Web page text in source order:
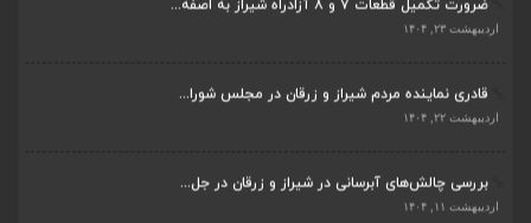
اردیبهشت ۲۳, ۱۴۰۴
اردیبهشت ۲۲, ۱۴۰۴
اردیبهشت ۱۱, ۱۴۰۴